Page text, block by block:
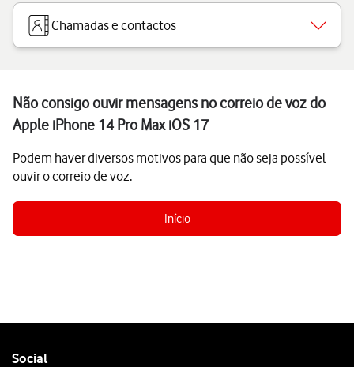
Chamadas e contactos
Não consigo ouvir mensagens no correio de voz do
Apple iPhone 14 Pro Max iOS 17
Podem haver diversos motivos para que não seja possível
ouvir o correio de voz.
Início
Follow
Social